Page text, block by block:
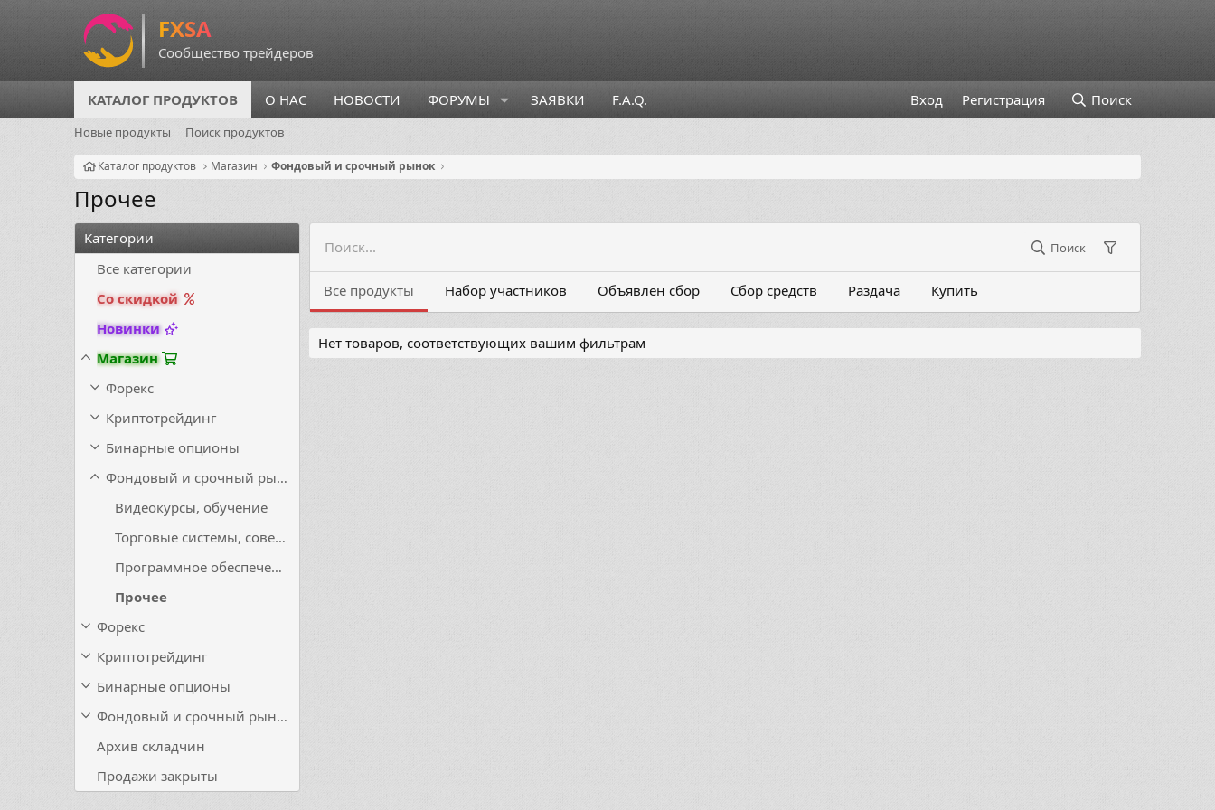
КАТАЛОГ ПРОДУКТОВ О НАС НОВОСТИ ФОРУМЫ ЗАЯВКИ F.A.Q. Вход Регистрация Поиск
Новые продукты Поиск продуктов
Каталог продуктов Магазин Фондовый и срочный рынок
Прочее
Категории
Все категории
Со скидкой
Новинки
Магазин
Форекс
Криптотрейдинг
Бинарные опционы
Фондовый и срочный рынок
Видеокурсы, обучение
Торговые системы, советники, индикаторы
Программное обеспечение
Прочее
Форекс
Криптотрейдинг
Бинарные опционы
Фондовый и срочный рынок
Архив складчин
Продажи закрыты
Поиск
Все продукты Набор участников Объявлен сбор Сбор средств Раздача Купить
Нет товаров, соответствующих вашим фильтрам